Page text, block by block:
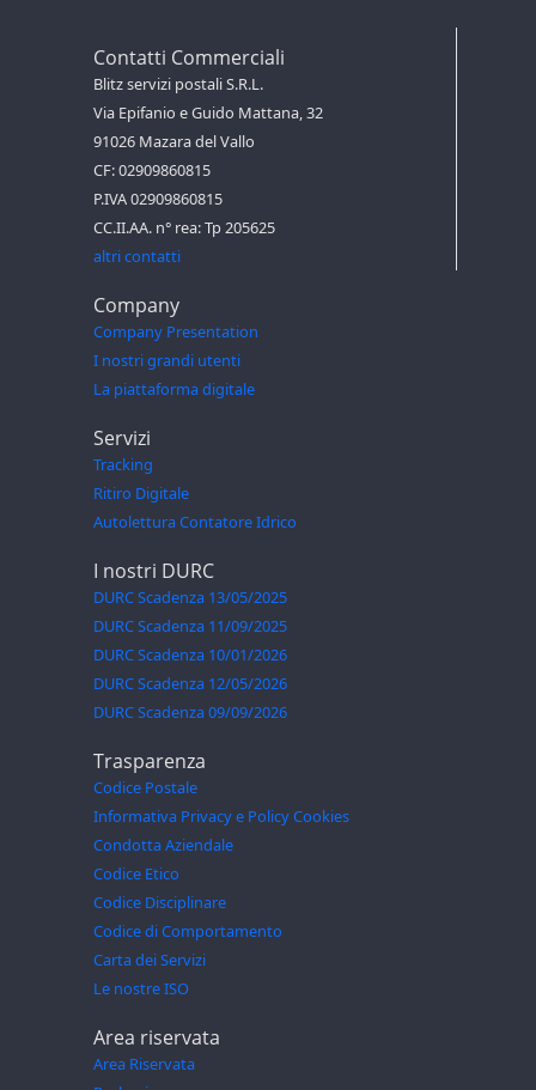
Contatti Commerciali
Blitz servizi postali S.R.L.
Via Epifanio e Guido Mattana, 32
91026 Mazara del Vallo
CF: 02909860815
P.IVA 02909860815
CC.II.AA. n° rea: Tp 205625
altri contatti
Company
Company Presentation
I nostri grandi utenti
La piattaforma digitale
Servizi
Tracking
Ritiro Digitale
Autolettura Contatore Idrico
I nostri DURC
DURC Scadenza 13/05/2025
DURC Scadenza 11/09/2025
DURC Scadenza 10/01/2026
DURC Scadenza 12/05/2026
DURC Scadenza 09/09/2026
Trasparenza
Codice Postale
Informativa Privacy e Policy Cookies
Condotta Aziendale
Codice Etico
Codice Disciplinare
Codice di Comportamento
Carta dei Servizi
Le nostre ISO
Area riservata
Area Riservata